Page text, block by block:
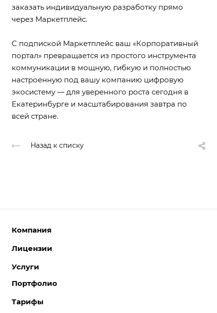
заказать индивидуальную разработку прямо
через Маркетплейс.
С подпиской Маркетплейс ваш «Корпоративный
портал» превращается из простого инструмента
коммуникации в мощную, гибкую и полностью
настроенную под вашу компанию цифровую
экосистему — для уверенного роста сегодня в
Екатеринбурге и масштабирования завтра по
всей стране.
Назад к списку
Компания
О компании
Отзывы
Вакансии
Лицензии
Интернет-магазины
Корпоративные сайты
Лицензии 1С-Битрикс
Услуги
Разработка сайтов
Поддержка сайтов
Портфолио
Тарифы